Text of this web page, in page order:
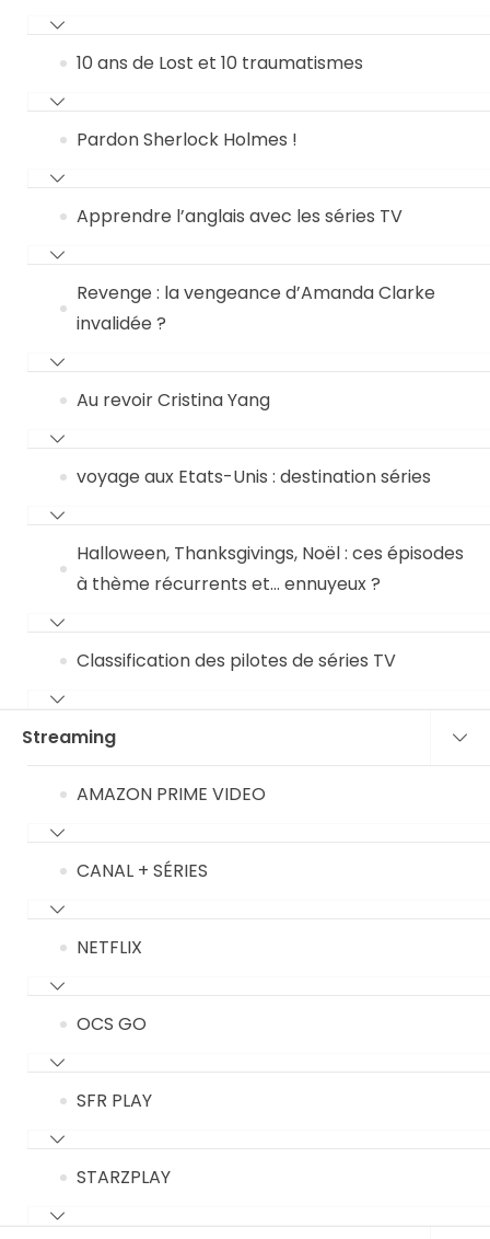
10 ans de Lost et 10 traumatismes
Pardon Sherlock Holmes !
Apprendre l’anglais avec les séries TV
Revenge : la vengeance d’Amanda Clarke
invalidée ?
Au revoir Cristina Yang
voyage aux Etats-Unis : destination séries
Halloween, Thanksgivings, Noël : ces épisodes
à thème récurrents et… ennuyeux ?
Classification des pilotes de séries TV
Streaming
AMAZON PRIME VIDEO
CANAL + SÉRIES
NETFLIX
OCS GO
SFR PLAY
STARZPLAY